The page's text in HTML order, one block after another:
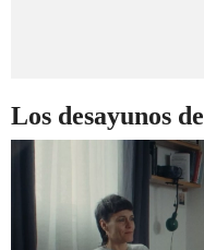
Los desayunos